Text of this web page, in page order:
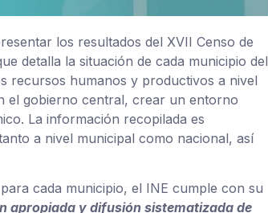
los resultados del XVII Censo de
detalla la situación de cada municipio del
recursos humanos y productivos a nivel
el gobierno central, crear un entorno
La información recopilada es
a nivel municipal como nacional, así
cada municipio, el INE cumple con su
apropiada y difusión sistematizada de